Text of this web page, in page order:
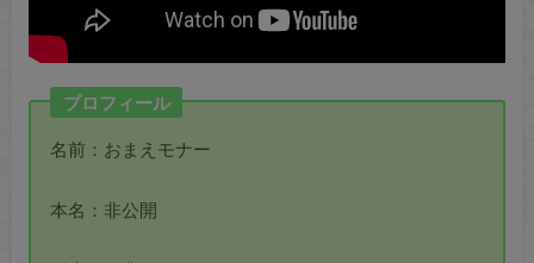
プロフィール
名前：おまえモナー
本名：非公開